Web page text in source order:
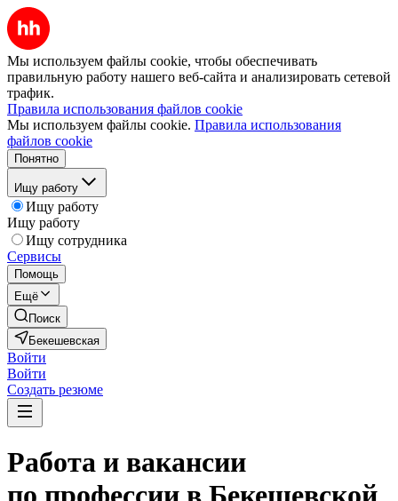
Мы используем файлы cookie, чтобы обеспечивать
правильную работу нашего веб-сайта и анализировать сетевой
трафик.
Правила использования файлов cookie
Мы используем файлы cookie. Правила использования
файлов cookie
Понятно
Ищу работу
Ищу работу
Ищу работу
Ищу сотрудника
Сервисы
Помощь
Ещё
Поиск
Бекешевская
Войти
Войти
Создать резюме
Работа и вакансии